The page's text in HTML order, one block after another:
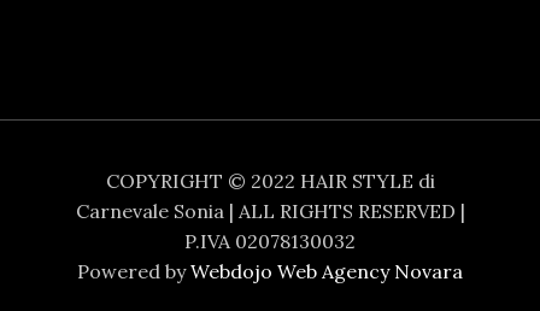
COPYRIGHT © 2022 HAIR STYLE di
Carnevale Sonia | ALL RIGHTS RESERVED |
P.IVA 02078130032
Powered byWebdojo Web Agency Novara